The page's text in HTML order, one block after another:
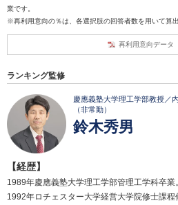
業です。
※再利用意向の％は、各選択肢の回答者数を用いて算出
再利用意向データ
ランキング監修
慶應義塾大学理工学部教授／
（非常勤）
鈴木秀男
【経歴】
1989年慶應義塾大学理工学部管理工学科卒業。
1992年ロチェスター大学経営大学院修士課程